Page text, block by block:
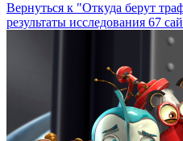
Вернуться к "Откуда берут
результаты исследования 67